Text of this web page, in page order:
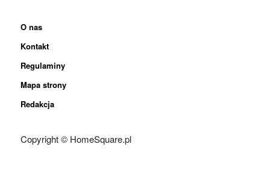
O nas
Kontakt
Regulaminy
Mapa strony
Redakcja
Copyright © HomeSquare.pl